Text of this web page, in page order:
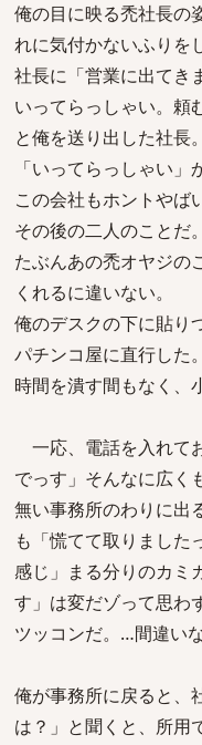
俺の目に映る禿社長の
れに気付かないふりを
社長に「営業に出てき
いってらっしゃい。頼
と俺を送り出した社長
「いってらっしゃい」
この会社もホントやば
その後の二人のことだ。
たぶんあの禿オヤジの
くれるに違いない。
俺のデスクの下に貼り
パチンコ屋に直行した。
時間を潰す間もなく、
一応、電話を入れ
でっす」そんなに広く
無い事務所のわりに出
も「慌てて取りました
感じ」まる分りのカミ
す」は変だゾって思わず
ツッコンだ。…間違い
俺が事務所に戻ると、
は？」と聞くと、所用